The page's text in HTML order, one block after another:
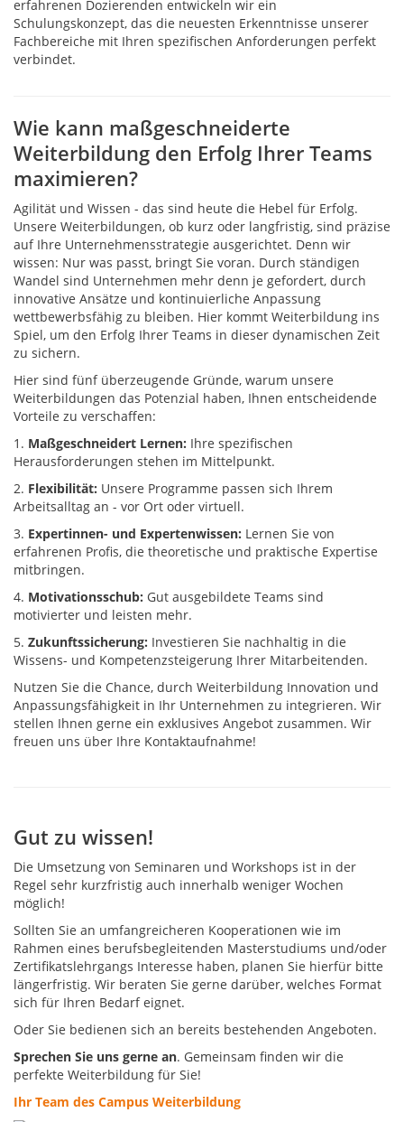
erfahrenen Dozierenden entwickeln wir ein
Schulungskonzept, das die neuesten Erkenntnisse unserer
Fachbereiche mit Ihren spezifischen Anforderungen perfekt
verbindet.
Wie kann maßgeschneiderte
Weiterbildung den Erfolg Ihrer Teams
maximieren?
Agilität und Wissen - das sind heute die Hebel für Erfolg.
Unsere Weiterbildungen, ob kurz oder langfristig, sind präzise
auf Ihre Unternehmensstrategie ausgerichtet. Denn wir
wissen: Nur was passt, bringt Sie voran. Durch ständigen
Wandel sind Unternehmen mehr denn je gefordert, durch
innovative Ansätze und kontinuierliche Anpassung
wettbewerbsfähig zu bleiben. Hier kommt Weiterbildung ins
Spiel, um den Erfolg Ihrer Teams in dieser dynamischen Zeit
zu sichern.
Hier sind fünf überzeugende Gründe, warum unsere
Weiterbildungen das Potenzial haben, Ihnen entscheidende
Vorteile zu verschaffen:
1. Maßgeschneidert Lernen: Ihre spezifischen
Herausforderungen stehen im Mittelpunkt.
2. Flexibilität: Unsere Programme passen sich Ihrem
Arbeitsalltag an - vor Ort oder virtuell.
3. Expertinnen- und Expertenwissen: Lernen Sie von
erfahrenen Profis, die theoretische und praktische Expertise
mitbringen.
4. Motivationsschub: Gut ausgebildete Teams sind
motivierter und leisten mehr.
5. Zukunftssicherung: Investieren Sie nachhaltig in die
Wissens- und Kompetenzsteigerung Ihrer Mitarbeitenden.
Nutzen Sie die Chance, durch Weiterbildung Innovation und
Anpassungsfähigkeit in Ihr Unternehmen zu integrieren. Wir
stellen Ihnen gerne ein exklusives Angebot zusammen. Wir
freuen uns über Ihre Kontaktaufnahme!
Gut zu wissen!
Die Umsetzung von Seminaren und Workshops ist in der
Regel sehr kurzfristig auch innerhalb weniger Wochen
möglich!
Sollten Sie an umfangreicheren Kooperationen wie im
Rahmen eines berufsbegleitenden Masterstudiums und/oder
Zertifikatslehrgangs Interesse haben, planen Sie hierfür bitte
längerfristig. Wir beraten Sie gerne darüber, welches Format
sich für Ihren Bedarf eignet.
Oder Sie bedienen sich an bereits bestehenden Angeboten.
Sprechen Sie uns gerne an. Gemeinsam finden wir die
perfekte Weiterbildung für Sie!
Ihr Team des Campus Weiterbildung